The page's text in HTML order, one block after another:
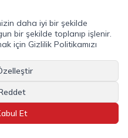
Mobilcadde.com
Hazırlanmıştır.
daha iyi bir şekilde
bir şekilde toplanıp işlenir.
için Gizlilik Politikamızı
Et